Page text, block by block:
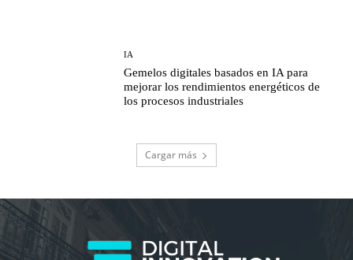
IA
Gemelos digitales basados en IA para
mejorar los rendimientos energéticos de
los procesos industriales
Cargar más